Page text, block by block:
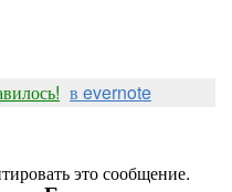
в evernote
это сообщение.